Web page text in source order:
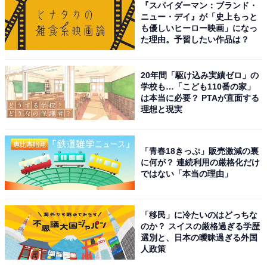
『スパイダーマン：ブランド・
ニュー・デイ』が「史上もっと
も優しいヒーロー映画」になっ
た理由。予習したい作品は？
20年間「駆け込み実績ゼロ」の
学校も…「こども110番の家」
は本当に必要？ PTAが直面する
理想と現実
「青春18きっぷ」販売激減の裏
に何が？ 連続利用の厳格化だけ
ではない「本当の理由」
「移民」に冷たいのはどっちな
のか？ スイスの厳格過ぎる学歴
選別と、日本の曖昧過ぎる外国
人政策